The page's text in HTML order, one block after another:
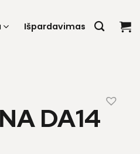
Išpardavimas
DA14